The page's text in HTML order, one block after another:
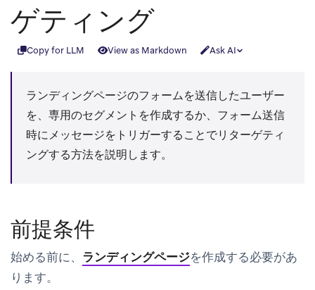
ゲティング
Copy for LLM View as Markdown Ask AI
ランディングページのフォームを送信したユーザー
を、専用のセグメントを作成するか、フォーム送信
時にメッセージをトリガーすることでリターゲティ
ングする方法を説明します。
前提条件
始める前に、 ランディングページを作成する必要があ
ります。